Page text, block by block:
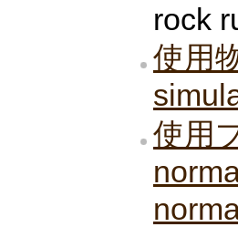
rock
使用
使用